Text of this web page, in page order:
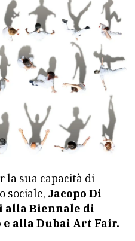
la sua capacità di
sociale, Jacopo Di
alla Biennale di
e alla Dubai Art Fair.